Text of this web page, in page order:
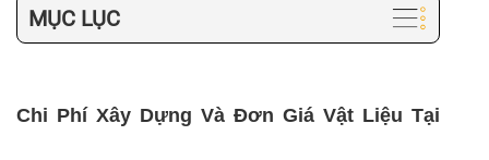
MỤC LỤC
Chi Phí Xây Dựng Và Đơn Giá Vật Liệu Tại